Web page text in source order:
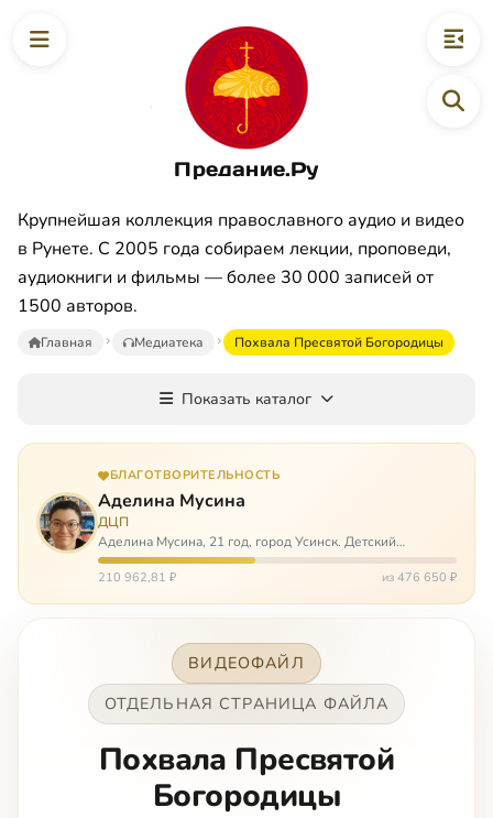
Предание.Ру
Крупнейшая коллекция православного аудио и видео
в Рунете. С 2005 года собираем лекции, проповеди,
аудиокниги и фильмы — более 30 000 записей от
1500 авторов.
Главная Медиатека Похвала Пресвятой Богородицы
Показать каталог
БЛАГОТВОРИТЕЛЬНОСТЬ
Аделина Мусина
ДЦП
Аделина Мусина, 21 год, город Усинск. Детский
церебральный паралич, передвигается на ходунках или
коляске. Аделине требуется помощь, чтобы ноги
210 962,81 ₽ из 476 650 ₽
ВИДЕОФАЙЛ
ОТДЕЛЬНАЯ СТРАНИЦА ФАЙЛА
Похвала Пресвятой
Богородицы